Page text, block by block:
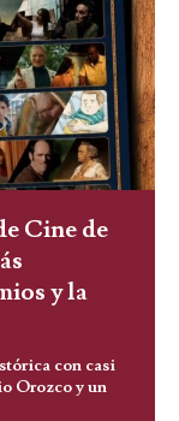
Cine de
y la
con casi
Orozco y un